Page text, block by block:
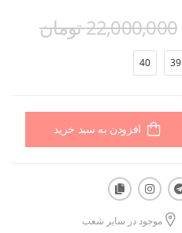
22,000,000 تومان
39
40
افزودن به سبد خرید
موجود در سایر شعب